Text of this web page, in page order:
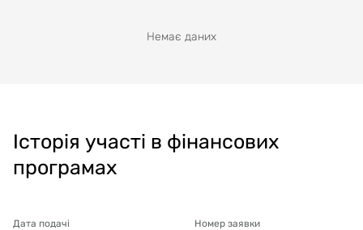
Немає даних
Історія участі в фінансових
програмах
Дата подачі Номер заявки